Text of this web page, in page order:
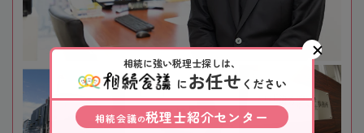
相続に強い税理士探しは、
にお任せ ください
相続会議の税理士紹介センター